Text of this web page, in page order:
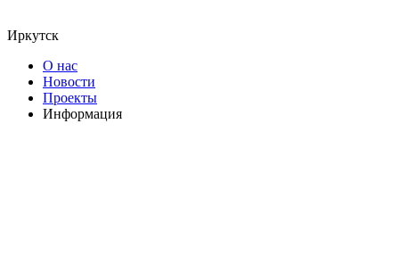
Иркутск
О нас
Новости
Проекты
Информация